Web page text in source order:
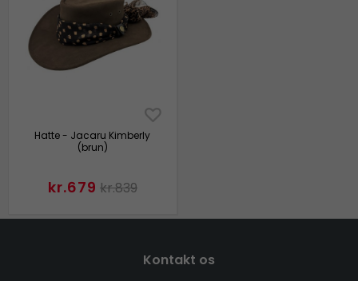
Hatte - Jacaru Kimberly
(brun)
kr.679 kr.839
Kontakt os